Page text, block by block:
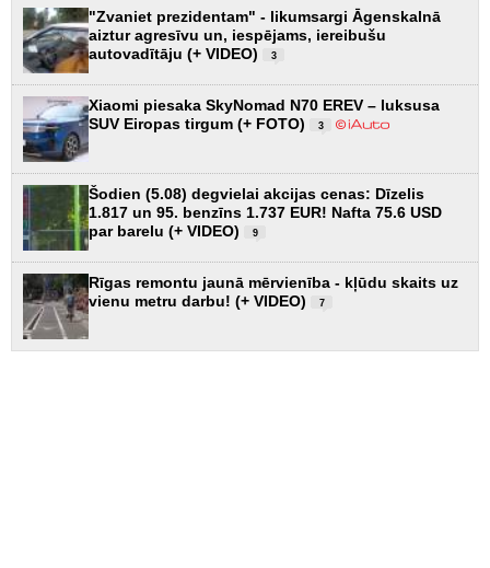
"Zvaniet prezidentam" - likumsargi Āgenskalnā
aiztur agresīvu un, iespējams, iereibušu
autovadītāju (+ VIDEO)
3
Xiaomi piesaka SkyNomad N70 EREV – luksusa
SUV Eiropas tirgum (+ FOTO)
3
Šodien (5.08) degvielai akcijas cenas: Dīzelis
1.817 un 95. benzīns 1.737 EUR! Nafta 75.6 USD
par barelu (+ VIDEO)
9
Rīgas remontu jaunā mērvienība - kļūdu skaits uz
vienu metru darbu! (+ VIDEO)
7